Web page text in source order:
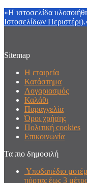
«Η ιστοσελίδα
Ιστοσελίδων Περιστέρι)
Sitemap
Η εταιρεία
Κατάστημα
Λογαριασμός
Καλάθι
Παραγγελία
Όροι χρήσης
Πολιτική cookies
Επικοινωνία
Τα πιο δημοφιλή
Υποδαπέδιο
πόρτας έως 3